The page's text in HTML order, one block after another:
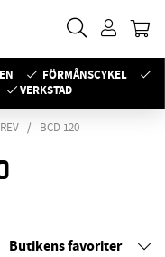
FÖRMÅNSCYKEL
VERKSTAD
BCD 120
Butikens favoriter